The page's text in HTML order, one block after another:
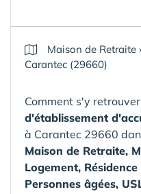
Maison de Retraite
Carantec (29660)
Comment s'y
d'établissement
à Carantec 29660
Maison de Retraite,
Logement,
Personnes âgées,